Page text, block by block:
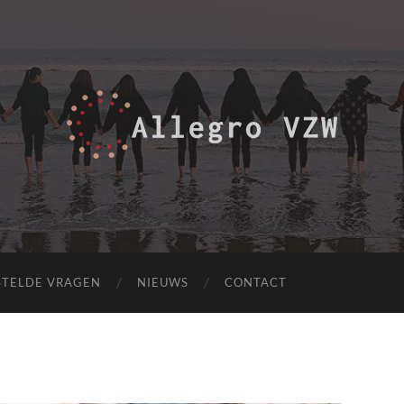
allegrovzw.be
VRAGEN NIEUWS CONTACT